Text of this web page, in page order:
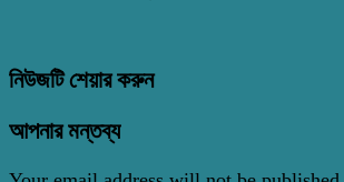
নিউজটি শেয়ার করুন
আপনার মন্তব্য